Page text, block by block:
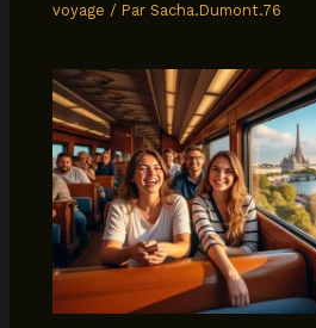
voyage / ParSacha.Dumont.76